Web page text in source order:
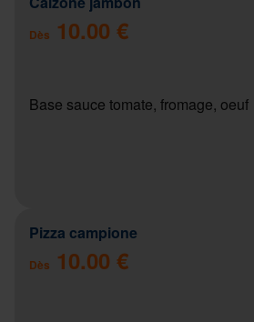
Dès 10.00 €
Base sauce tomate, fromage, oeuf
Pizza campione
Dès 10.00 €